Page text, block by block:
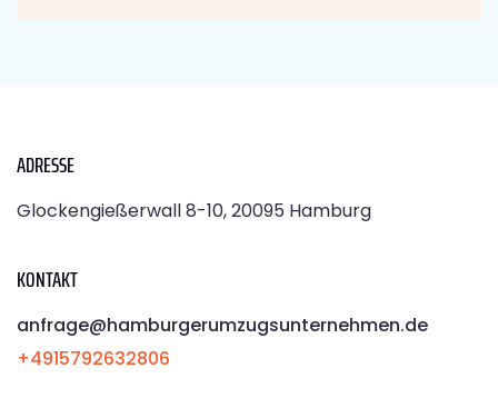
ADRESSE
Glockengießerwall 8-10, 20095 Hamburg
KONTAKT
anfrage@hamburgerumzugsunternehmen.de
+4915792632806